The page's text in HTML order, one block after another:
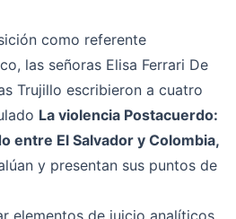
como referente
las señoras Elisa Ferrari De
Trujillo escribieron a cuatro
La violencia Postacuerdo:
entre El Salvador y Colombia,
y presentan sus puntos de
elementos de juicio analíticos